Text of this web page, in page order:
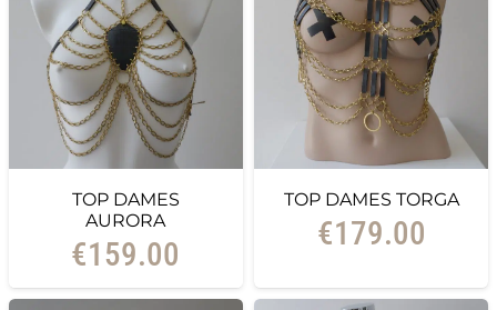
TOP DAMES
AURORA
€159.00
TOP DAMES TORGA
€179.00